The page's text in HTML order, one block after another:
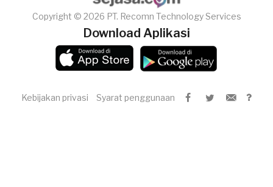
Copyright © 2026 PT. Recomn Technology Services
Download Aplikasi
Kebijakan privasi Syarat penggunaan